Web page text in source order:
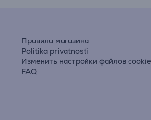
Правила магазина
Politika privatnosti
Изменить настройки файлов cookie
FAQ